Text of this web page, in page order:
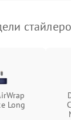
Long